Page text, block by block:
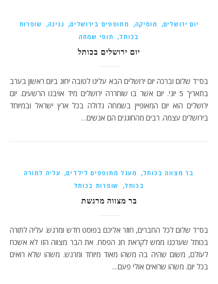
יום ירושלים, מוסיקה, מתופפים בירושלים, נגינה,
שופרות
בכותל, תופי שמחה
יום ירושלים בכותל
בס"ד שלום וברכה יום ירושלים הבא עלינו לטובה יחוג ביום ראשון בערב
בתאריך 5 יוני. יום אשר בו שוחררה ירושלים מיד אויבנו הרשעים. יום
ירושלים הוא יום המאופיין בשמחה גדולה בכל ארץ ישראל ובמיוחד
בירושלים עצמה. רבים מהחוגגים הם אנשים…
בר מצווה בכותל, מעגל מתופפים לילדים, עליה לתורה
בכותל, שופרות בכותל
בר מצווה מרגשת
בס"ד שלום לכל החברים, חוזר אליכם בפוסט חדש ומרגש. עליה לתורה
בכותל שערכנו ממש לקראת חג הפסח. את הבר מצווה הזו לא אשכח
לעולם, משום שהיה בה משהו מאוד מיוחד ומרגש. משהו שלא רואים
בכל יום. משהו שרואים אולי פעם…